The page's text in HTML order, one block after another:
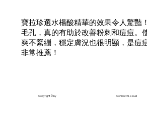
寶拉珍選水楊酸精華的效果令人驚豔
毛孔，真的有助於改善粉刺和痘痘。
爽不緊繃，穩定膚況也很明顯，是痘
非常推薦！
Copyright © by ConnactAI-Cloud